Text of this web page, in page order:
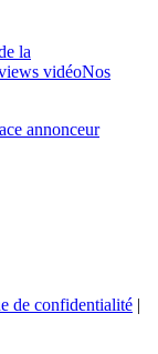
la
vidéoNos
annonceur
de confidentialité |